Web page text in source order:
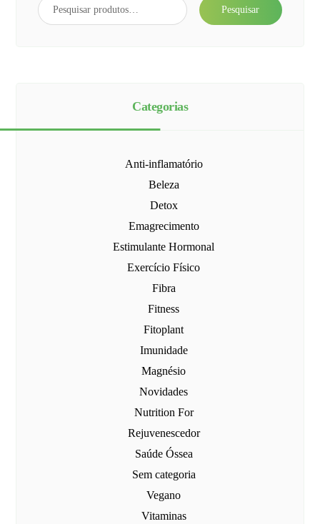
Pesquisar
Categorias
Anti-inflamatório
Beleza
Detox
Emagrecimento
Estimulante Hormonal
Exercício Físico
Fibra
Fitness
Fitoplant
Imunidade
Magnésio
Novidades
Nutrition For
Rejuvenescedor
Saúde Óssea
Sem categoria
Vegano
Vitaminas